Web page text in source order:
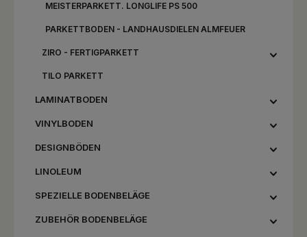
MEISTERPARKETT. LONGLIFE PS 500
PARKETTBODEN - LANDHAUSDIELEN ALMFEUER
ZIRO - FERTIGPARKETT
TILO PARKETT
LAMINATBODEN
VINYLBODEN
DESIGNBÖDEN
LINOLEUM
SPEZIELLE BODENBELÄGE
ZUBEHÖR BODENBELÄGE